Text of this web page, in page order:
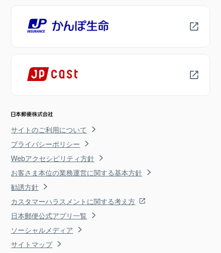
サイトのご利用について
プライバシーポリシー
Webアクセシビリティ方針
お客さま本位の業務運営に関する基本方針
勧誘方針
カスタマーハラスメントに関する考え方
日本郵便公式アプリ一覧
ソーシャルメディア
サイトマップ